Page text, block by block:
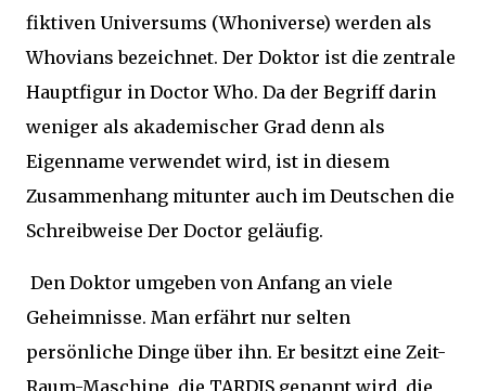
fiktiven Universums (Whoniverse) werden als
Whovians bezeichnet. Der Doktor ist die zentrale
Hauptfigur in Doctor Who. Da der Begriff darin
weniger als akademischer Grad denn als
Eigenname verwendet wird, ist in diesem
Zusammenhang mitunter auch im Deutschen die
Schreibweise Der Doctor geläufig.
Den Doktor umgeben von Anfang an viele
Geheimnisse. Man erfährt nur selten
persönliche Dinge über ihn. Er besitzt eine Zeit-
Raum-Maschine, die TARDIS genannt wird, die